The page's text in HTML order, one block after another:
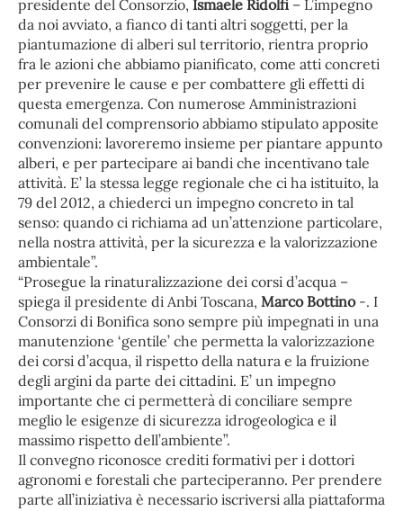
presidente del Consorzio, Ismaele Ridolfi – L’impegno
da noi avviato, a fianco di tanti altri soggetti, per la
piantumazione di alberi sul territorio, rientra proprio
fra le azioni che abbiamo pianificato, come atti concreti
per prevenire le cause e per combattere gli effetti di
questa emergenza. Con numerose Amministrazioni
comunali del comprensorio abbiamo stipulato apposite
convenzioni: lavoreremo insieme per piantare appunto
alberi, e per partecipare ai bandi che incentivano tale
attività. E’ la stessa legge regionale che ci ha istituito, la
79 del 2012, a chiederci un impegno concreto in tal
senso: quando ci richiama ad un’attenzione particolare,
nella nostra attività, per la sicurezza e la valorizzazione
ambientale”.
“Prosegue la rinaturalizzazione dei corsi d’acqua –
spiega il presidente di Anbi Toscana, Marco Bottino-. I
Consorzi di Bonifica sono sempre più impegnati in una
manutenzione ‘gentile’ che permetta la valorizzazione
dei corsi d’acqua, il rispetto della natura e la fruizione
degli argini da parte dei cittadini. E’ un impegno
importante che ci permetterà di conciliare sempre
meglio le esigenze di sicurezza idrogeologica e il
massimo rispetto dell’ambiente”.
Il convegno riconosce crediti formativi per i dottori
agronomi e forestali che parteciperanno. Per prendere
parte all’iniziativa è necessario iscriversi alla piattaforma